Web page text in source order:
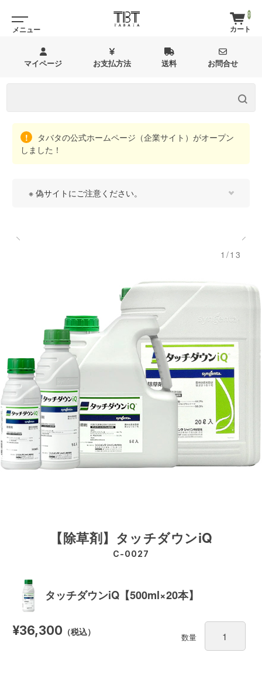
0
マイページ お支払方法 送料 お問合せ
タバタの公式ホームページ（企業サイト）がオープン
しました！
※ 偽サイトにご注意ください。
1/13
【除草剤】タッチダウンiQ
C-0027
タッチダウンiQ【500ml×20本】
¥36,300 （税込）
数量